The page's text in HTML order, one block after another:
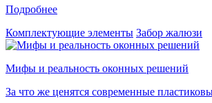
Подробнее
Комплектующие элементы Забор жалюзи
Мифы и реальность оконных решений
За что же ценятся современные